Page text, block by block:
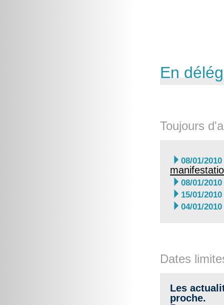
En
Toujours
 08/01/2010
 08/01/2010
 15/01/2010
 04/01/2010
Dates
Les
proche.